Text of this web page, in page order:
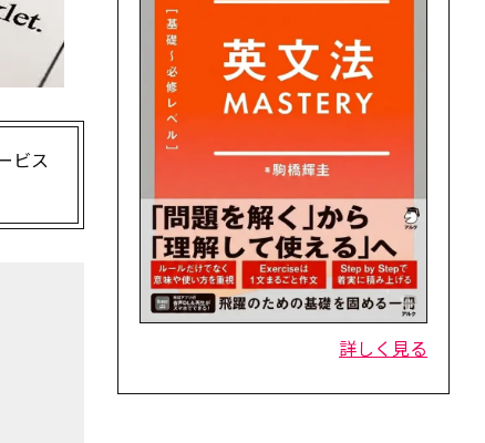
ビス
詳しく見る